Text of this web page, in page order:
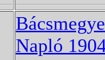
Napló